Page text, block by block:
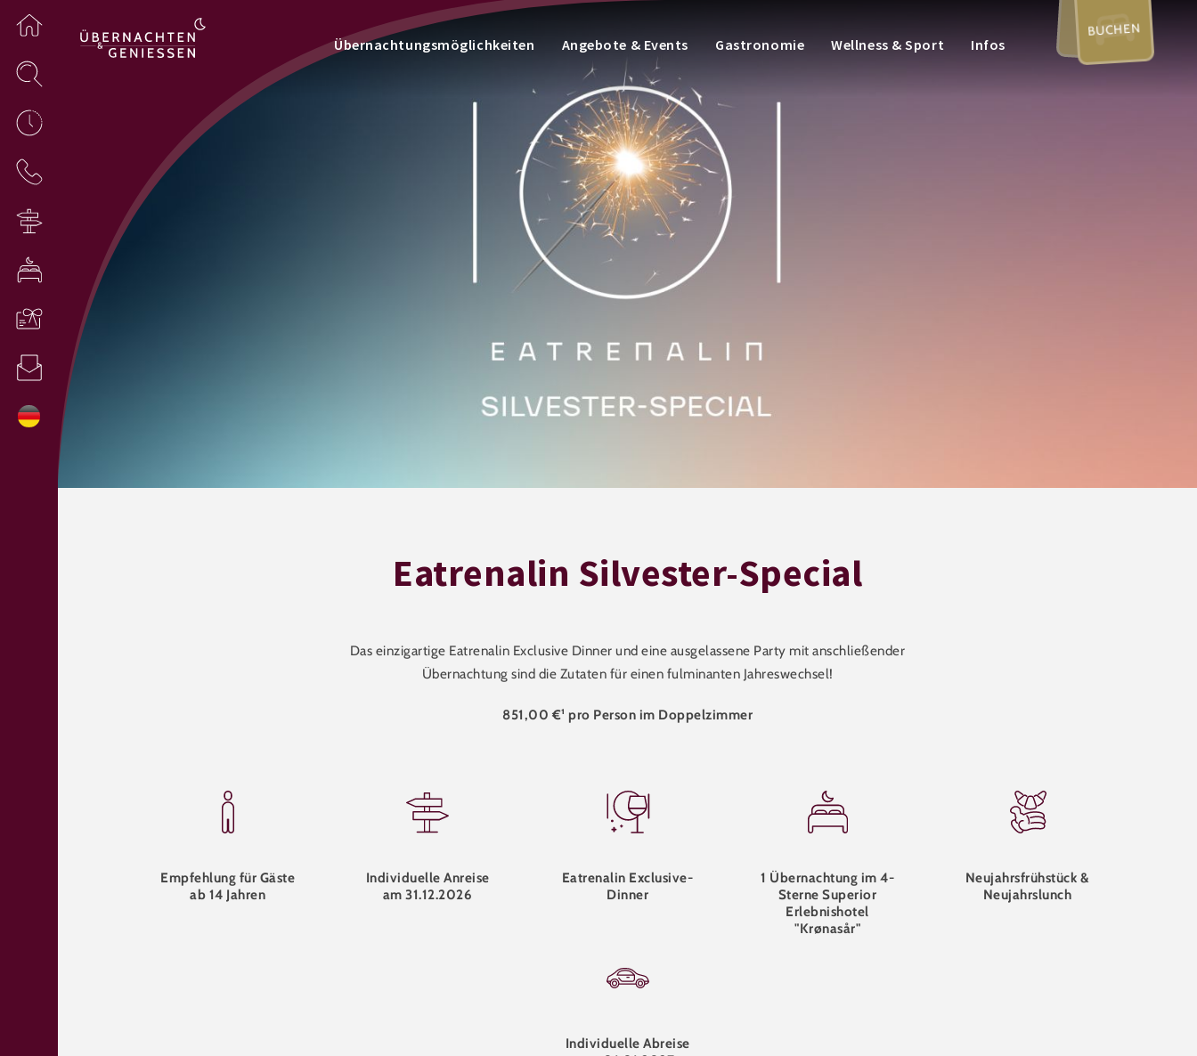
Übernachtungsmöglichkeiten Angebote & Events Gastronomie Wellness & Sport Infos
BUCHEN
Eatrenalin Silvester-Special
Das einzigartige Eatrenalin Exclusive Dinner und eine ausgelassene Party mit anschließender
Übernachtung sind die Zutaten für einen fulminanten Jahreswechsel!
851,00 €¹ pro Person im Doppelzimmer
Empfehlung für Gäste
ab 14 Jahren
Individuelle Anreise
am 31.12.2026
Eatrenalin Exclusive-
Dinner
1 Übernachtung im 4-
Sterne Superior
Erlebnishotel
"Krønasår"
Neujahrsfrühstück &
Neujahrslunch
Individuelle Abreise